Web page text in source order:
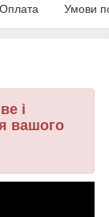
Оплата Умови
і
вашого